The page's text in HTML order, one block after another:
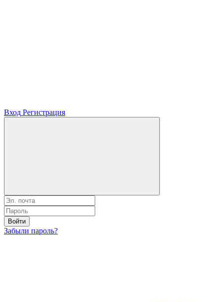
Вход Регистрация
Войти
Забыли пароль?